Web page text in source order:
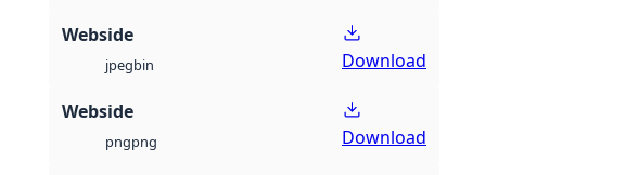
Webside
jpegbin Download
Webside
pngpng Download